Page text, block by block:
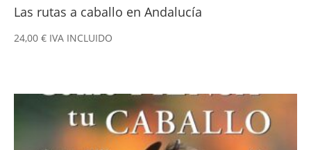
Las rutas a caballo en Andalucía
24,00 € IVA INCLUIDO